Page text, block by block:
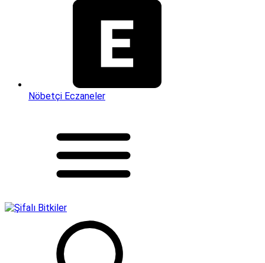
Nöbetçi Eczaneler